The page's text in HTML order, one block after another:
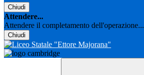
Chiudi
Attendere...
Attendere il completamento dell'operazione...
Chiudi